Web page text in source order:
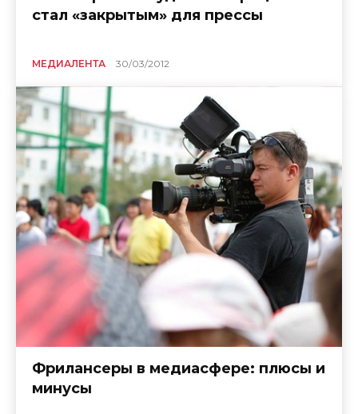
стал «закрытым» для прессы
МЕДИАЛЕНТА 30/03/2012
Фрилансеры в медиасфере: плюсы и
минусы